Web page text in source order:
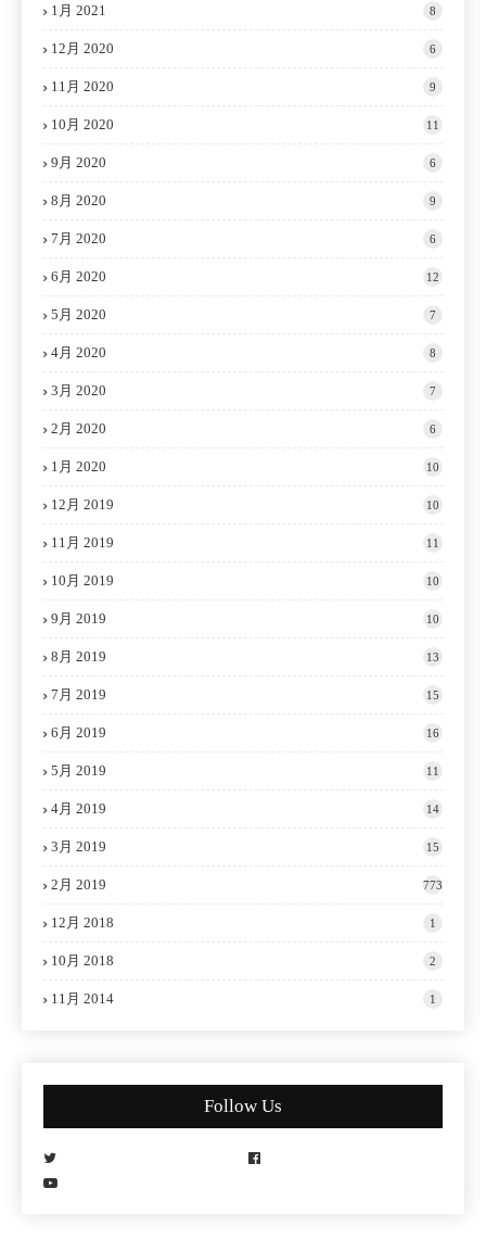
1月 2021 8
12月 2020 6
11月 2020 9
10月 2020 11
9月 2020 6
8月 2020 9
7月 2020 6
6月 2020 12
5月 2020 7
4月 2020 8
3月 2020 7
2月 2020 6
1月 2020 10
12月 2019 10
11月 2019 11
10月 2019 10
9月 2019 10
8月 2019 13
7月 2019 15
6月 2019 16
5月 2019 11
4月 2019 14
3月 2019 15
2月 2019 773
12月 2018 1
10月 2018 2
11月 2014 1
Follow Us